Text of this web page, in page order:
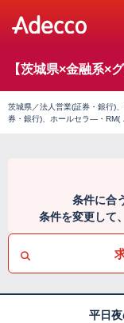
【茨城県×金融系×
茨城県／法人営業(証券・銀行)
券・銀行)、ホールセラ―・RM(
条件に合
条件を変更して
平日